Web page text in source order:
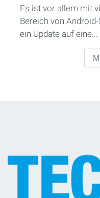
Es ist vor allem mit
Bereich von
ein Update auf eine...